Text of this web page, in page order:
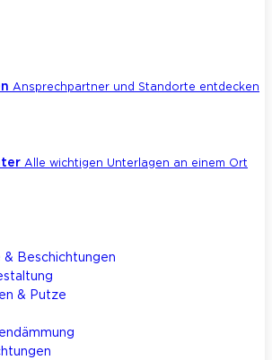
Ansprechpartner und Standorte entdecken
Alle wichtigen Unterlagen an einem Ort
& Beschichtungen
& Putze